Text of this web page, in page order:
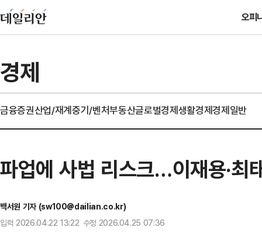
오피
경제
금융증권산업/재계중기/벤처부동산글로벌경제생활경제경제일반
파업에 사법 리스크…이재용·최
백서원 기자 (sw100@dailian.co.kr)
입력 2026.04.22 13:22 수정 2026.04.25 07:36